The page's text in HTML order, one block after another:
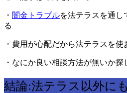
・ 闇金トラブルを法テラスを通し
る
・費用が心配だから法テラスを使
・なにか良い相談方法が無いか探
結論:法テラス以外に